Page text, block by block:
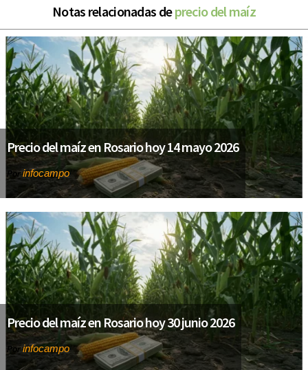
Notas relacionadas deprecio del maíz
Precio del maíz en Rosario hoy 14 mayo 2026
Porinfocampo
Precio del maíz en Rosario hoy 30 junio 2026
Porinfocampo